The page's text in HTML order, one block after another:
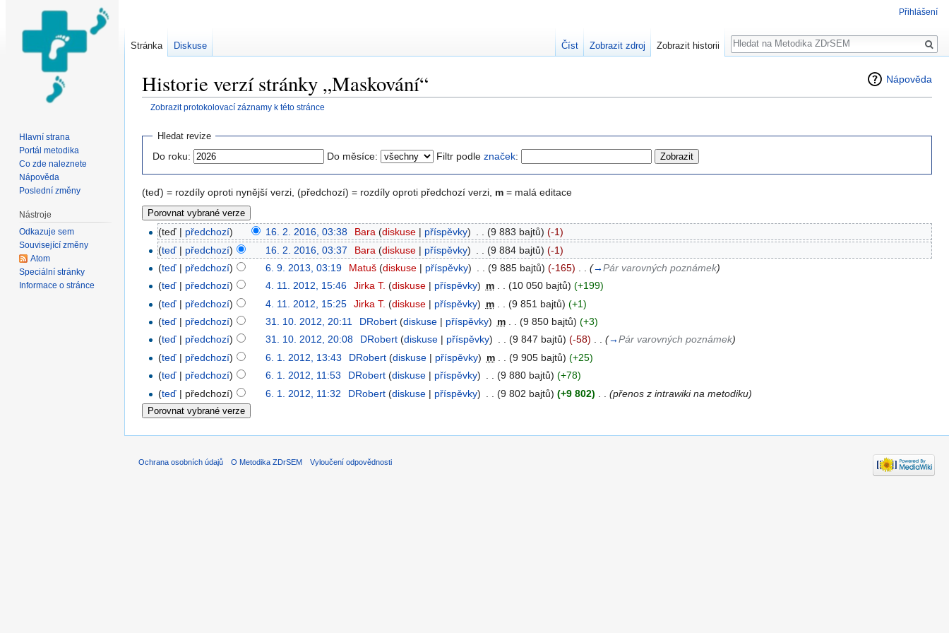
Nápověda
Historie verzí stránky „Maskování“
Zobrazit protokolovací záznamy k této stránce
Hledat revize
Do roku: Do měsíce: Filtr podle značek:
(teď) = rozdíly oproti nynější verzi, (předchozí) = rozdíly oproti předchozí verzi, m = malá editace
(teď | předchozí) 16. 2. 2016, 03:38 Bara (diskuse| příspěvky) (9 883 bajtů) (-1)
(teď | předchozí) 16. 2. 2016, 03:37 Bara (diskuse| příspěvky) (9 884 bajtů) (-1)
(teď | předchozí) 6. 9. 2013, 03:19 Matuš (diskuse| příspěvky) (9 885 bajtů) (-165) (→Pár varovných poznámek)
(teď | předchozí) 4. 11. 2012, 15:46 Jirka T. (diskuse| příspěvky) m . . (10 050 bajtů) (+199)
(teď | předchozí) 4. 11. 2012, 15:25 Jirka T. (diskuse| příspěvky) m (9 851 bajtů) (+1)
(teď | předchozí) 31. 10. 2012, 20:11 DRobert (diskuse| příspěvky) m (9 850 bajtů) (+3)
(teď | předchozí) 31. 10. 2012, 20:08 DRobert (diskuse| příspěvky) . . (9 847 bajtů) (-58) . . (→Pár varovných poznámek)
(teď | předchozí) 6. 1. 2012, 13:43 DRobert (diskuse| příspěvky) m (9 905 bajtů) (+25)
(teď | předchozí) 6. 1. 2012, 11:53 DRobert (diskuse| příspěvky) . . (9 880 bajtů) (+78)
(teď | předchozí) 6. 1. 2012, 11:32 DRobert (diskuse| příspěvky) (9 802 bajtů) (+9 802) (přenos z intrawiki na metodiku)
Přihlášení
Stránka Diskuse Číst Zobrazit zdroj Zobrazit historii
Hledat
Hlavní strana
Portál metodika
Co zde naleznete
Nápověda
Poslední změny
Nástroje
Odkazuje sem
Související změny
Atom
Speciální stránky
Informace o stránce
Ochrana osobních údajů O Metodika ZDrSEM Vyloučení odpovědnosti